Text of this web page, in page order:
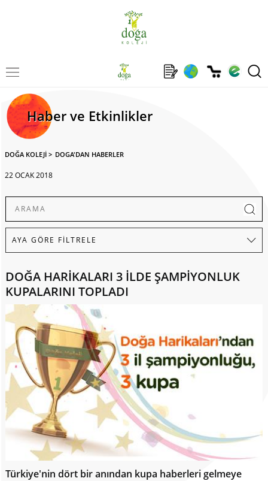
Haber ve Etkinlikler
DOĞA KOLEJİ > DOGA'DAN HABERLER
22 OCAK 2018
DOĞA HARİKALARI 3 İLDE ŞAMPİYONLUK
KUPALARINI TOPLADI
Türkiye'nin dört bir anından kupa haberleri gelmeye